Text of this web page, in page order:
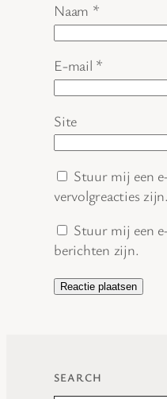
Naam *
E-mail *
Site
Stuur mij een
vervolgreacties zijn.
Stuur mij een
berichten zijn.
SEARCH